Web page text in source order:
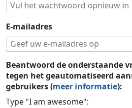
E-mailadres
Beantwoord de onderstaande
tegen het geautomatiseerd
gebruikers (meer informatie):
Type "I am awesome":